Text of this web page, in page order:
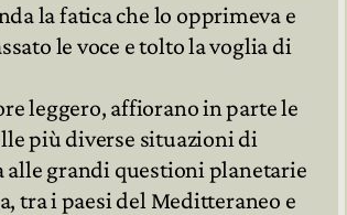
la fatica che lo opprimeva e
le voce e tolto la voglia di
leggero, affiorano in parte le
più diverse situazioni di
grandi questioni planetarie
tra i paesi del Meditteraneo e